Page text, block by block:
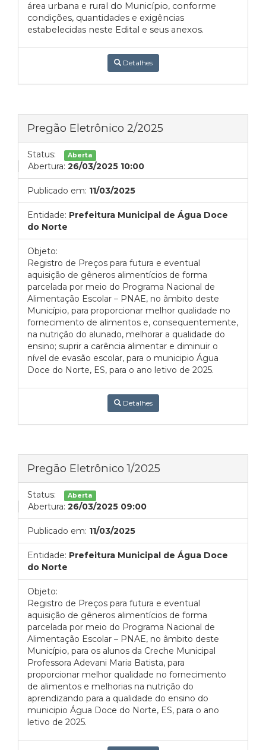
área urbana e rural do Município, conforme
condições, quantidades e exigências
estabelecidas neste Edital e seus anexos.
Detalhes
Pregão Eletrônico 2/2025
Status: Aberta
Abertura: 26/03/2025 10:00
Publicado em: 11/03/2025
Entidade: Prefeitura Municipal de Água Doce
do Norte
Objeto:
Registro de Preços para futura e eventual
aquisição de gêneros alimentícios de forma
parcelada por meio do Programa Nacional de
Alimentação Escolar – PNAE, no âmbito deste
Município, para proporcionar melhor qualidade no
fornecimento de alimentos e, consequentemente,
na nutrição do alunado, melhorar a qualidade do
ensino; suprir a carência alimentar e diminuir o
nível de evasão escolar, para o municipio Água
Doce do Norte, ES, para o ano letivo de 2025.
Detalhes
Pregão Eletrônico 1/2025
Status: Aberta
Abertura: 26/03/2025 09:00
Publicado em: 11/03/2025
Entidade: Prefeitura Municipal de Água Doce
do Norte
Objeto:
Registro de Preços para futura e eventual
aquisição de gêneros alimentícios de forma
parcelada por meio do Programa Nacional de
Alimentação Escolar – PNAE, no âmbito deste
Município, para os alunos da Creche Municipal
Professora Adevani Maria Batista, para
proporcionar melhor qualidade no fornecimento
de alimentos e melhorias na nutrição do
aprendizando para a qualidade do ensino do
municipio Água Doce do Norte, ES, para o ano
letivo de 2025.